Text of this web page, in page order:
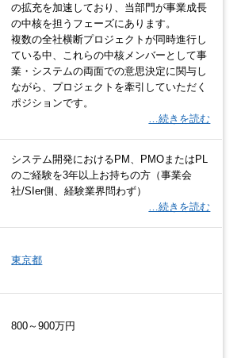
の拡充を加速しており、当部門が事業成長
の中核を担うフェーズにあります。
複数の全社横断プロジェクトが同時進行し
ている中、これらの中核メンバーとして事
業・システムの両面での意思決定に関与し
ながら、プロジェクトを牽引していただく
ポジションです。
…続きを読む
システム開発におけるPM、PMOまたはPL
のご経験を3年以上お持ちの方（事業会
社/SIer側、経験業界問わず）
…続きを読む
東京都
800～900万円